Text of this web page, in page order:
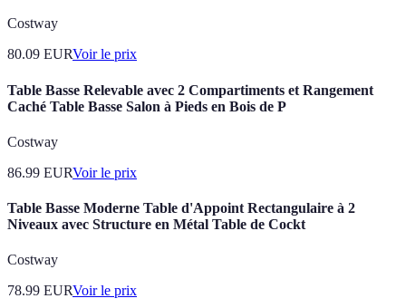
Costway
80.09 EURVoir le prix
Table Basse Relevable avec 2 Compartiments et Rangement
Caché Table Basse Salon à Pieds en Bois de P
Costway
86.99 EURVoir le prix
Table Basse Moderne Table d'Appoint Rectangulaire à 2
Niveaux avec Structure en Métal Table de Cockt
Costway
78.99 EURVoir le prix